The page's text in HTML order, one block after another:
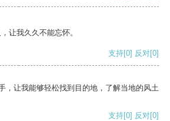
让我久久不能忘怀。
支持[0] 反对[0]
，让我能够轻松找到目的地，了解当地的风土
支持[0] 反对[0]